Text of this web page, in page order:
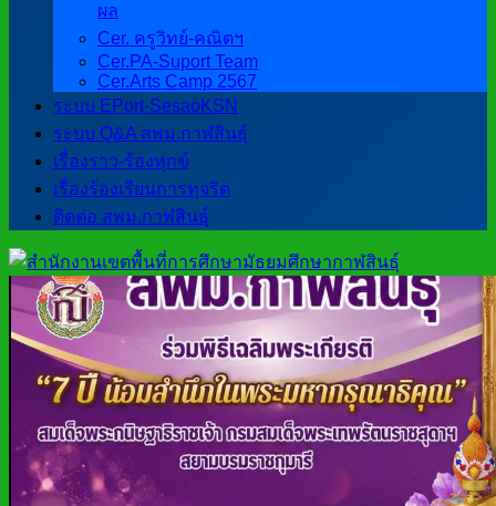
ผล
Cer. ครูวิทย์-คณิตฯ
Cer.PA-Suport Team
Cer.Arts Camp 2567
ระบบ EPort-SesaoKSN
ระบบ Q&A สพม.กาฬสินธุ์
เรื่องราว-ร้องทุกข์
เรื่องร้องเรียนการทุจริต
ติดต่อ สพม.กาฬสินธุ์